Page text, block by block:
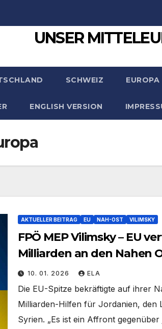
UNSER
SCHWEIZ EUROPA
ENGLISH VERSION
AKTUELLER BEITRAG EU NAH-OST VILIMSKY
FPÖ MEP Vilimsky – EU
Milliarden an den Nahen
trotz wachsender
Europa
10. 01. 2026 ELA
Die EU-Spitze bekräftigte auf ihrer
Milliarden-Hilfen für Jordanien, den
Syrien. „Es ist ein Affront gegenüber